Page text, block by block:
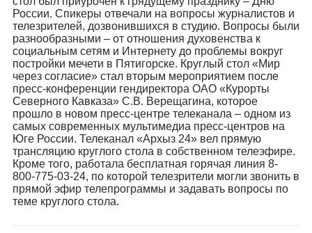
России. Спикеры отвечали на вопросы журналистов и
телезрителей, дозвонившихся в студию. Вопросы были
разнообразными – от отношения духовенства к
социальным сетям и Интернету до проблемы вокруг
постройки мечети в Пятигорске. Круглый стол «Мир
через согласие» стал вторым мероприятием после
пресс-конференции гендиректора ОАО «Курорты
Северного Кавказа» С.В. Верещагина, которое
прошло в новом пресс-центре телеканала – одном из
самых современных мультимедиа пресс-центров на
Юге России. Телеканал «Архыз 24» вел прямую
трансляцию круглого стола в собственном телеэфире.
Кроме того, работала бесплатная горячая линия 8-
800-775-03-24, по которой телезрители могли звонить в
прямой эфир телепрограммы и задавать вопросы по
теме круглого стола.